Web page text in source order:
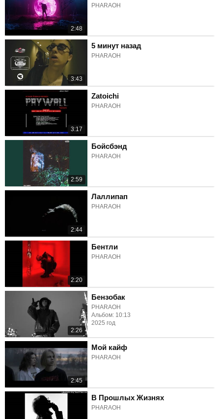
2:48
PHARAOH
3:43
5 минут назад
PHARAOH
3:17
Zatoichi
PHARAOH
2:59
Бойсбэнд
PHARAOH
2:44
Лаллипап
PHARAOH
2:20
Бентли
PHARAOH
2:26
Бензобак
PHARAOH
Альбом: 10:13
2025 год
2:45
Мой кайф
PHARAOH
В Прошлых Жизнях
PHARAOH